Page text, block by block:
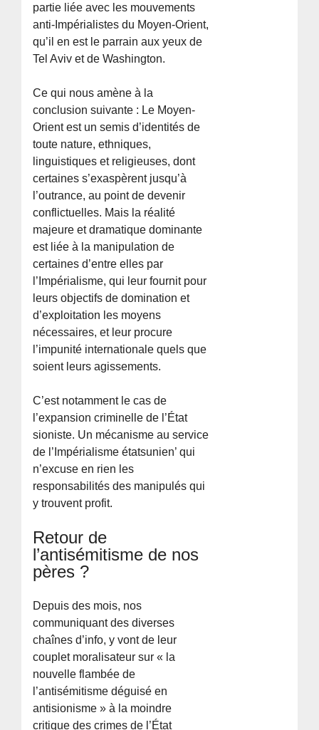
partie liée avec les mouvements
anti-Impérialistes du Moyen-Orient,
qu’il en est le parrain aux yeux de
Tel Aviv et de Washington.
Ce qui nous amène à la
conclusion suivante : Le Moyen-
Orient est un semis d’identités de
toute nature, ethniques,
linguistiques et religieuses, dont
certaines s’exaspèrent jusqu’à
l’outrance, au point de devenir
conflictuelles. Mais la réalité
majeure et dramatique dominante
est liée à la manipulation de
certaines d’entre elles par
l’Impérialisme, qui leur fournit pour
leurs objectifs de domination et
d’exploitation les moyens
nécessaires, et leur procure
l’impunité internationale quels que
soient leurs agissements.
C’est notamment le cas de
l’expansion criminelle de l’État
sioniste. Un mécanisme au service
de l’Impérialisme étatsunien’ qui
n’excuse en rien les
responsabilités des manipulés qui
y trouvent profit.
Retour de
l’antisémitisme de nos
pères ?
Depuis des mois, nos
communiquant des diverses
chaînes d’info, y vont de leur
couplet moralisateur sur « la
nouvelle flambée de
l’antisémitisme déguisé en
antisionisme » à la moindre
critique des crimes de l’État